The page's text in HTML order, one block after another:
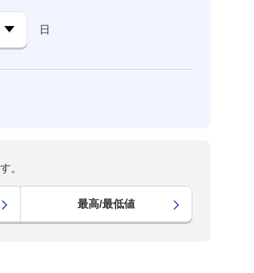
日
。
最高/最低値